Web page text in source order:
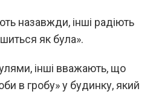
назавжди, інші радіють
як була».
інші вважають, що
в гробу» у будинку, який